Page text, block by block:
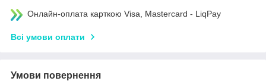
Онлайн-оплата карткою Visa, Mastercard - LiqPay
Всі умови оплати
Умови повернення